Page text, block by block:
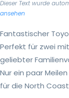
Dieser Text wurde
ansehen
Fantastischer
Perfekt für zwei
geliebter
Nur ein paar
für die North